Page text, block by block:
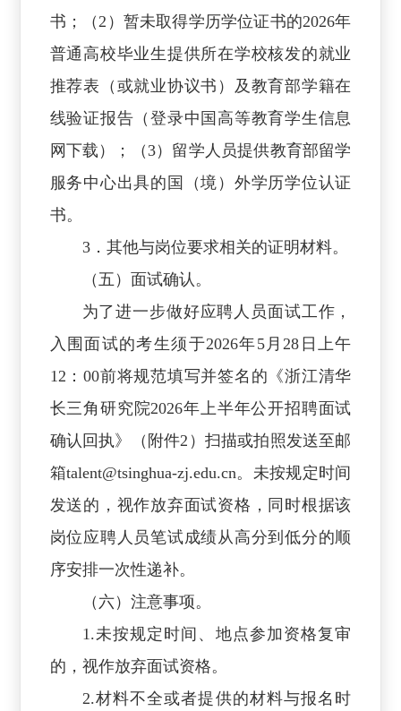
书；（2）暂未取得学历学位证书的2026年
普通高校毕业生提供所在学校核发的就业
推荐表（或就业协议书）及教育部学籍在
线验证报告（登录中国高等教育学生信息
网下载）；（3）留学人员提供教育部留学
服务中心出具的国（境）外学历学位认证
书。
3．其他与岗位要求相关的证明材料。
（五）面试确认。
为了进一步做好应聘人员面试工作，
入围面试的考生须于2026年5月28日上午
12：00前将规范填写并签名的《浙江清华
长三角研究院2026年上半年公开招聘面试
确认回执》（附件2）扫描或拍照发送至邮
箱talent@tsinghua-zj.edu.cn。未按规定时间
发送的，视作放弃面试资格，同时根据该
岗位应聘人员笔试成绩从高分到低分的顺
序安排一次性递补。
（六）注意事项。
1.未按规定时间、地点参加资格复审
的，视作放弃面试资格。
2.材料不全或者提供的材料与报名时